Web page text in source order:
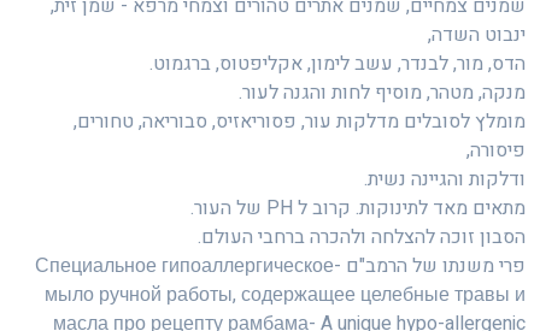
שמנים צמחיים, שמנים אתרים טהורים וצמחי מרפא - שמן זית,
ינבוט השדה,
הדס, מור, לבנדר, עשב לימון, אקליפטוס, ברגמוט.
מנקה, מטהר, מוסיף לחות והגנה לעור.
מומלץ לסובלים מדלקות עור, פסוריאזיס, סבוריאה, טחורים,
פיסורה,
ודלקות והגיינה נשית.
מתאים מאד לתינוקות. קרוב ל PH של העור.
הסבון זוכה להצלחה ולהכרה ברחבי העולם.
פרי משנתו של הרמב"ם -Специальное гипоаллергическое
мыло ручной работы, содержащее целебные травы и
масла про рецепту рамбама- A unique hypo-allergenic